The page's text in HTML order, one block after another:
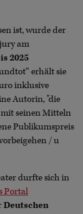
ist, wurde der
am
2025
erhält sie
inklusive
Autorin, "die
seinen Mitteln
Publikumspreis
/ u
durfte sich in
Portal
Deutschen